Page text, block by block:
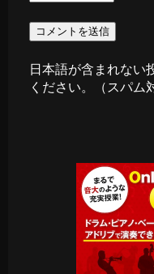
日本語が含まれない
ください。（スパム